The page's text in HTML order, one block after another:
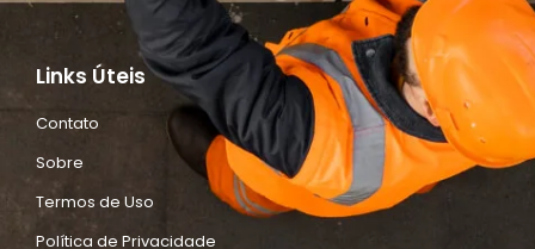
Links Úteis
Contato
Sobre
Termos de Uso
Política de Privacidade